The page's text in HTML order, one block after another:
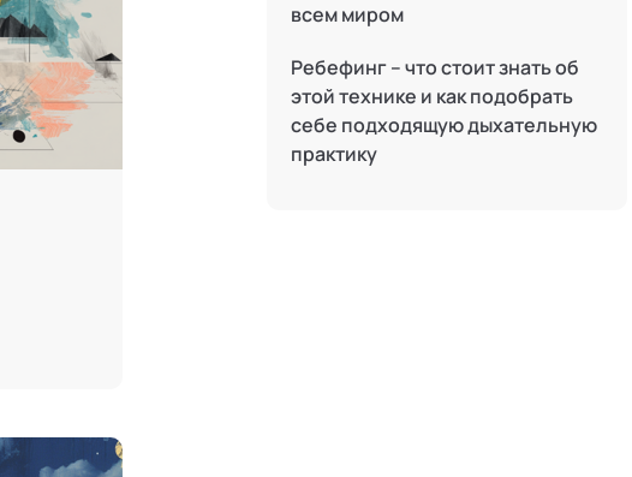
Телесные психотехники
Терапия искусствами
Технологии командного менеджмента
Трансперсональная психология
всем миром
Ребефинг – что стоит знать об
этой технике и как подобрать
себе подходящую дыхательную
практику